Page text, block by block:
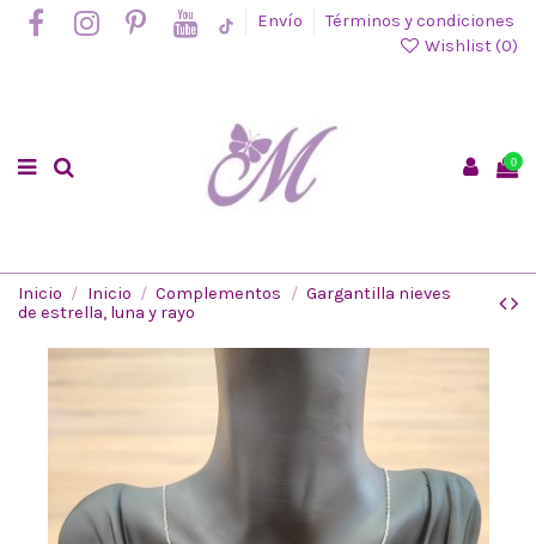
Envío
Términos y condiciones
Wishlist (0)
0
Inicio Inicio Complementos
Gargantilla nieves
de estrella, luna y rayo